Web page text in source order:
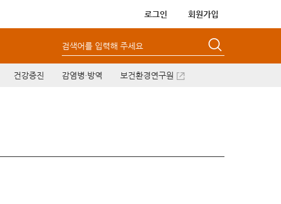
로그인 회원가입
검색어를 입력해 주세요
건강증진 감염병·방역 보건환경연구원